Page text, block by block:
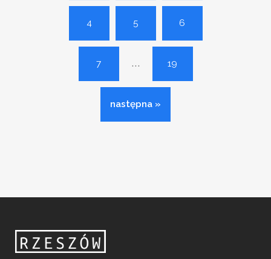
4 5 6
7 ... 19
następna »